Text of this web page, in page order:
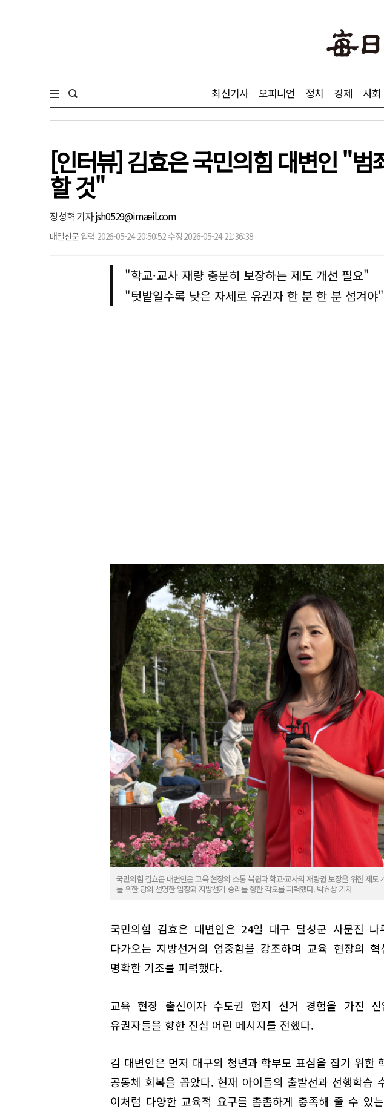
최신기사 오피니언 정치 경제 사회
[인터뷰] 김효은 국민의힘 대변인 "
할 것"
장성혁 기자jsh0529@imaeil.com
매일신문 입력 2026-05-24 20:50:52 수정 2026-05-24 21:36:38
"학교·교사 재량 충분히 보장하는 제도 개선 필요"
"텃밭일수록 낮은 자세로 유권자 한 분 한 분 섬겨야"
국민의힘 김효은 대변인은 교육 현장의 소통 복원과 학교·교사의 재량권 보장을 위한 제
를 위한 당의 선명한 입장과 지방선거 승리를 향한 각오를 피력했다. 박효상 기자
국민의힘 김효은 대변인은 24일 대구 달성군 사문진 나
다가오는 지방선거의 엄중함을 강조하며 교육 현장의
명확한 기조를 피력했다.
교육 현장 출신이자 수도권 험지 선거 경험을 가진 신
유권자들을 향한 진심 어린 메시지를 전했다.
김 대변인은 먼저 대구의 청년과 학부모 표심을 잡기 위한
공동체 회복을 꼽았다. 현재 아이들의 출발선과 선행학습
이처럼 다양한 교육적 요구를 촘촘하게 충족해 줄 수 있